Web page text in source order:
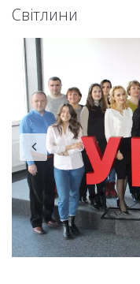
Світлини